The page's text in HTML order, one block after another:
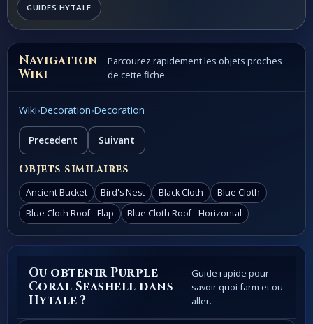
GUIDES HYTALE
Navigation
Wiki
Parcourez rapidement les objets proches
de cette fiche.
Wiki›Decoration›Decoration
Precedent Suivant
Objets similaires
Ancient Bucket Bird's Nest Black Cloth
Blue Cloth
Blue Cloth Roof - Flap
Blue Cloth Roof - Horizontal
Ou obtenir Purple
Coral Seashell dans
Hytale ?
Guide rapide pour
savoir quoi farm et ou
aller.